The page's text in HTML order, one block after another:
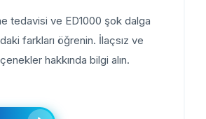
tedavisi ve ED1000 şok dalga
farkları öğrenin. İlaçsız ve
seçenekler hakkında bilgi alın.